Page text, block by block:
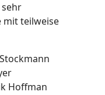
mit teilweise
Hoffman